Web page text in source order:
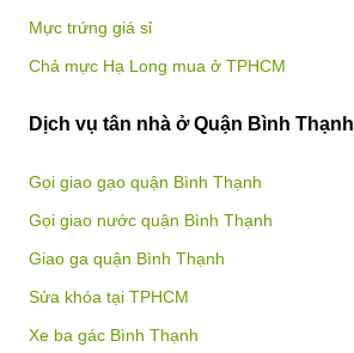
Mực trứng giá sỉ
Chả mực Hạ Long mua ở TPHCM
Dịch vụ tân nhà ở Quận Bình Thạnh
Gọi giao gạo quận Bình Thạnh
Gọi giao nước quận Bình Thạnh
Giao ga quận Bình Thạnh
Sửa khóa tại TPHCM
Xe ba gác Bình Thạnh